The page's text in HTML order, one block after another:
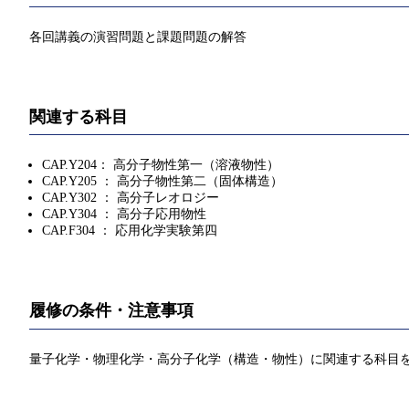
各回講義の演習問題と課題問題の解答
関連する科目
CAP.Y204： 高分子物性第一（溶液物性）
CAP.Y205 ： 高分子物性第二（固体構造）
CAP.Y302 ： 高分子レオロジー
CAP.Y304 ： 高分子応用物性
CAP.F304 ： 応用化学実験第四
履修の条件・注意事項
量子化学・物理化学・高分子化学（構造・物性）に関連する科目